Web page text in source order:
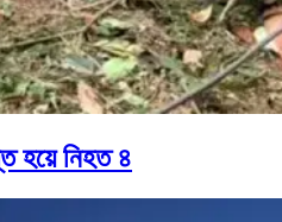
হয়ে নিহত ৪